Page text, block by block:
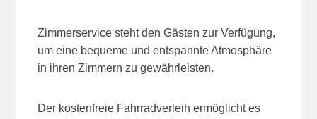
Zimmerservice steht den Gästen zur Verfügung,
um eine bequeme und entspannte Atmosphäre
in ihren Zimmern zu gewährleisten.
Der kostenfreie Fahrradverleih ermöglicht es